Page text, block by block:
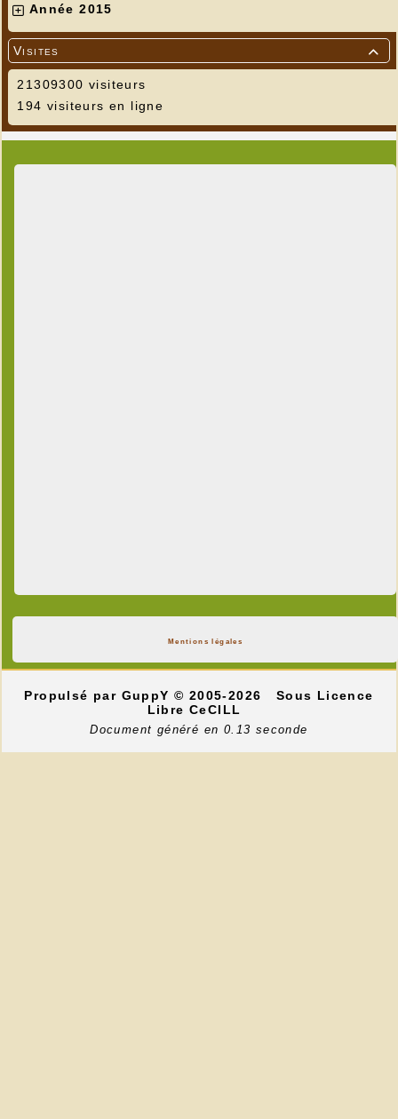
Année 2015

Visites
21309300 visiteurs
194 visiteurs en ligne
Mentions légales
Propulsé par GuppY© 2005-2026
Sous Licence
Libre CeCILL
Document généré en 0.13 seconde